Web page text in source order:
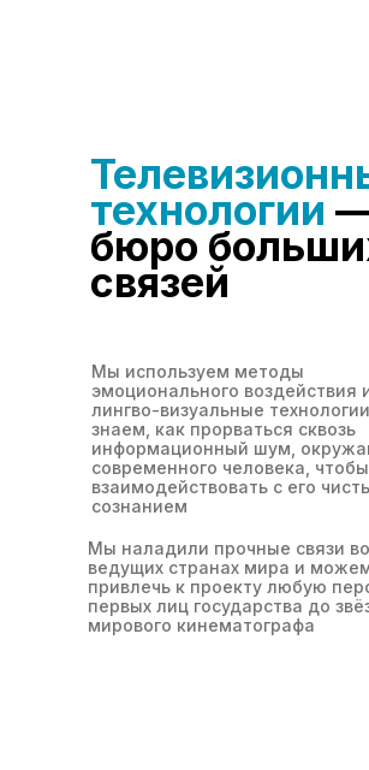
технологии
бюро
связей
Мы используем методы
эмоционального воздействия
лингво-визуальные
знаем, как прорваться сквозь
информационный шум,
современного человека, чтобы
взаимодействовать с его
сознанием
Мы наладили прочные связи
ведущих странах мира и
привлечь к проекту любую
первых лиц государства до
мирового кинематографа